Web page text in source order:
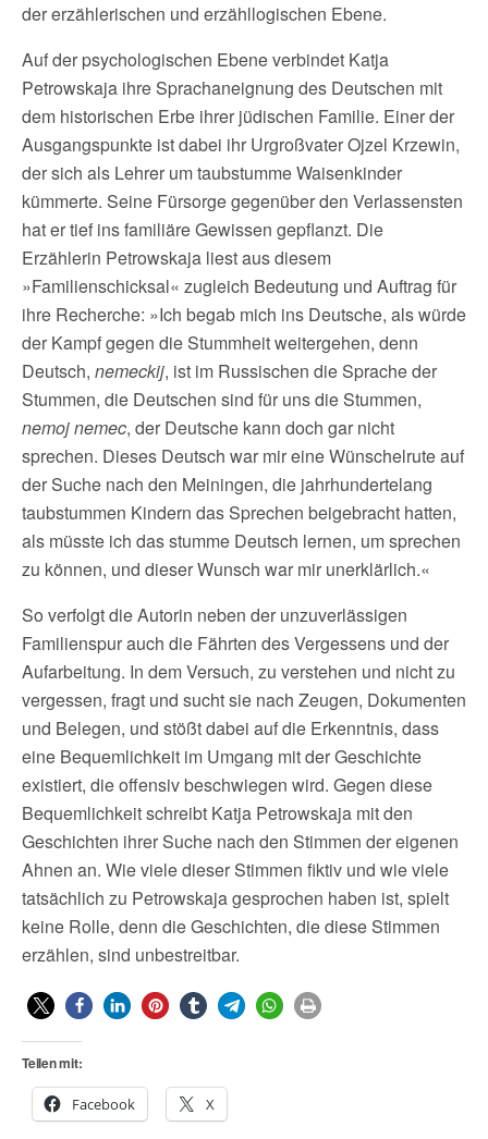
der erzählerischen und erzähllogischen Ebene.
Auf der psychologischen Ebene verbindet Katja
Petrowskaja ihre Sprachaneignung des Deutschen mit
dem historischen Erbe ihrer jüdischen Familie. Einer der
Ausgangspunkte ist dabei ihr Urgroßvater Ojzel Krzewin,
der sich als Lehrer um taubstumme Waisenkinder
kümmerte. Seine Fürsorge gegenüber den Verlassensten
hat er tief ins familiäre Gewissen gepflanzt. Die
Erzählerin Petrowskaja liest aus diesem
»Familienschicksal« zugleich Bedeutung und Auftrag für
ihre Recherche: »Ich begab mich ins Deutsche, als würde
der Kampf gegen die Stummheit weitergehen, denn
Deutsch, nemeckij, ist im Russischen die Sprache der
Stummen, die Deutschen sind für uns die Stummen,
nemoj nemec, der Deutsche kann doch gar nicht
sprechen. Dieses Deutsch war mir eine Wünschelrute auf
der Suche nach den Meiningen, die jahrhundertelang
taubstummen Kindern das Sprechen beigebracht hatten,
als müsste ich das stumme Deutsch lernen, um sprechen
zu können, und dieser Wunsch war mir unerklärlich.«
So verfolgt die Autorin neben der unzuverlässigen
Familienspur auch die Fährten des Vergessens und der
Aufarbeitung. In dem Versuch, zu verstehen und nicht zu
vergessen, fragt und sucht sie nach Zeugen, Dokumenten
und Belegen, und stößt dabei auf die Erkenntnis, dass
eine Bequemlichkeit im Umgang mit der Geschichte
existiert, die offensiv beschwiegen wird. Gegen diese
Bequemlichkeit schreibt Katja Petrowskaja mit den
Geschichten ihrer Suche nach den Stimmen der eigenen
Ahnen an. Wie viele dieser Stimmen fiktiv und wie viele
tatsächlich zu Petrowskaja gesprochen haben ist, spielt
keine Rolle, denn die Geschichten, die diese Stimmen
erzählen, sind unbestreitbar.
Teilen mit:
Facebook X